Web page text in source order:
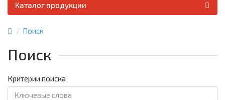
Каталог продукции
Поиск
Поиск
Критерии поиска